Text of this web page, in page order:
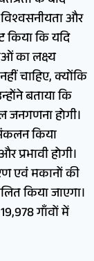
और
किया कि यदि
का लक्ष्य
चाहिए, क्योंकि
बताया कि
जनगणना होगी।
किया
प्रभावी होगी।
एवं मकानों की
किया जाएगा।
गाँवों में